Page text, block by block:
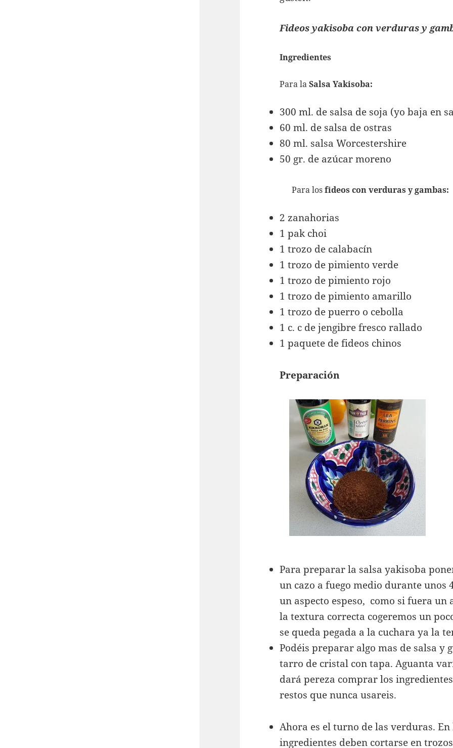
Fideos yakisoba con verduras y
Ingredientes
Para laSalsa Yakisoba:
300 ml. de salsa de soja (yo baja en
60 ml. de salsa de ostras
80 ml. salsa Worcestershire
50 gr. de azúcar moreno
Para losfideos con verduras y gambas:
2 zanahorias
1 pak choi
1 trozo de calabacín
1 trozo de pimiento verde
1 trozo de pimiento rojo
1 trozo de pimiento amarillo
1 trozo de puerro o cebolla
1 c. c de jengibre fresco rallado
1 paquete de fideos chinos
Preparación
Para preparar la salsa yakisoba
un cazo a fuego medio durante unos
un aspecto espeso, como si fuera
la textura correcta cogeremos un
se queda pegada a la cuchara ya la
Podéis preparar algo mas de salsa y
tarro de cristal con tapa. Aguanta
dará pereza comprar los
restos que nunca usareis.
Ahora es el turno de las verduras.
ingredientes deben cortarse en